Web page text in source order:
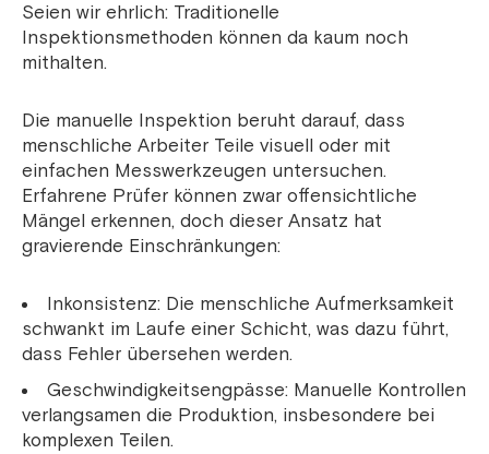
Seien wir ehrlich: Traditionelle
Inspektionsmethoden können da kaum noch
mithalten.
Die manuelle Inspektion beruht darauf, dass
menschliche Arbeiter Teile visuell oder mit
einfachen Messwerkzeugen untersuchen.
Erfahrene Prüfer können zwar offensichtliche
Mängel erkennen, doch dieser Ansatz hat
gravierende Einschränkungen:
Inkonsistenz: Die menschliche Aufmerksamkeit
schwankt im Laufe einer Schicht, was dazu führt,
dass Fehler übersehen werden.
Geschwindigkeitsengpässe: Manuelle Kontrollen
verlangsamen die Produktion, insbesondere bei
komplexen Teilen.